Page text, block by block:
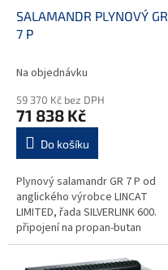
SALAMANDR PLYNOVÝ GR
7 P
Na objednávku
59 370 Kč bez DPH
71 838 Kč
Do košíku
Plynový salamandr GR 7 P od
anglického výrobce LINCAT
LIMITED, řada SILVERLINK 600.
připojení na propan-butan
plynové keramické hořáky
variabilní nastavení teploty...